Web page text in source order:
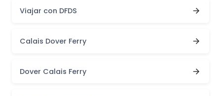
Viajar con DFDS
Calais Dover Ferry
Dover Calais Ferry